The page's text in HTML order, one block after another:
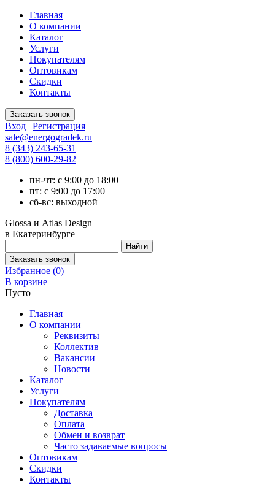
Главная
О компании
Каталог
Услуги
Покупателям
Оптовикам
Скидки
Контакты
Вход | Регистрация
sale@energogradek.ru
8 (343) 243-65-31
8 (800) 600-29-82
пн-чт: с 9:00 до 18:00
пт: с 9:00 до 17:00
сб-вс: выходной
Glossa и Atlas Design
в Екатеринбурге
Избранное (0)
В корзине
Пусто
Главная
О компании
Реквизиты
Коллектив
Вакансии
Новости
Каталог
Услуги
Покупателям
Доставка
Оплата
Обмен и возврат
Часто задаваемые вопросы
Оптовикам
Скидки
Контакты